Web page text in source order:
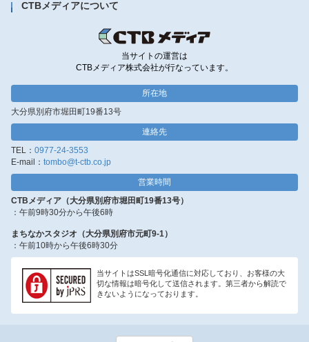
CTBメディアについて
当サイトの運営は
CTBメディア株式会社が行なっています。
所在地
大分県別府市堀田町19番13号
連絡先
TEL： 0977-24-3553
E-mail： tombo@t-ctb.co.jp
営業時間
CTBメディア（大分県別府市堀田町19番13号）
：午前9時30分から午後6時
まちなかスタジオ（大分県別府市元町9-1）
：午前10時から午後6時30分
当サイトはSSL暗号化通信に対応しており、お客様の大
切な情報は暗号化して送信されます。第三者から解読で
きないようになっております。